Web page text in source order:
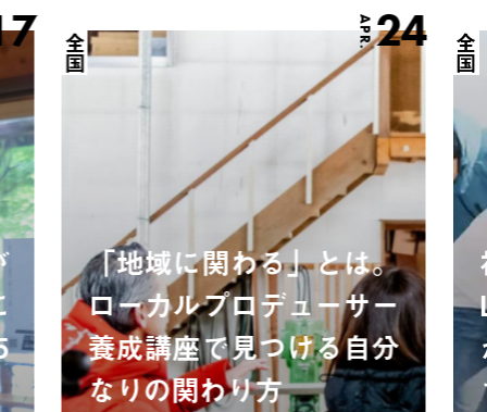
APR.24
全国
「地域に関わる」とは。
ローカルプロデューサー
養成講座で見つける自分
なりの関わり方
全国